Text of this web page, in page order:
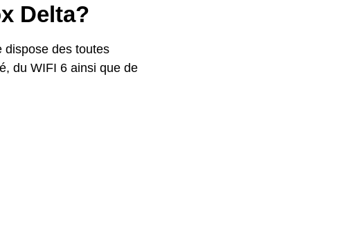
Delta?
dispose des toutes
du WIFI 6 ainsi que de